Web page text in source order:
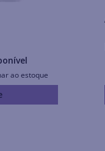
ao estoque